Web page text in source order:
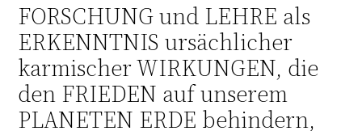
FORSCHUNG und LEHRE als
ERKENNTNIS ursächlicher
karmischer WIRKUNGEN, die
den FRIEDEN auf unserem
PLANETEN ERDE behindern,